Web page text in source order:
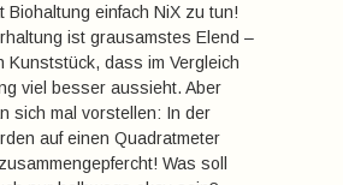
Biohaltung einfach NiX zu tun!
ist grausamstes Elend –
Kunststück, dass im Vergleich
viel besser aussieht. Aber
sich mal vorstellen: In der
auf einen Quadratmeter
Was soll